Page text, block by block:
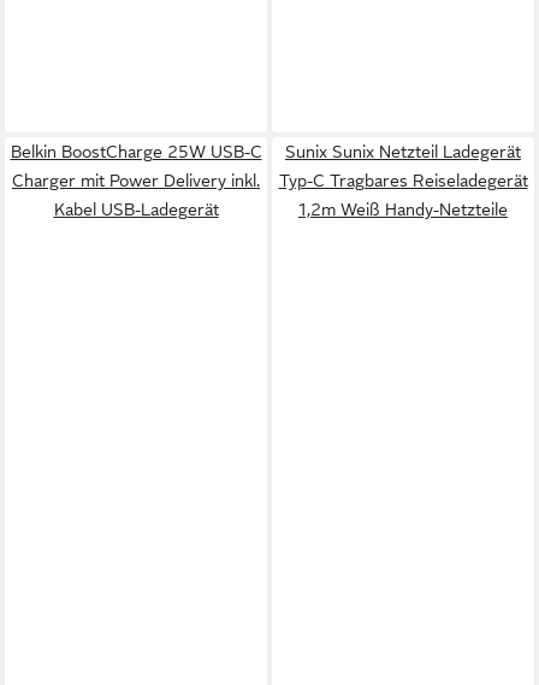
Belkin BoostCharge 25W USB-C
Charger mit Power Delivery inkl.
Kabel USB-Ladegerät
Sunix Sunix Netzteil Ladegerät
Typ-C Tragbares Reiseladegerät
1,2m Weiß Handy-Netzteile